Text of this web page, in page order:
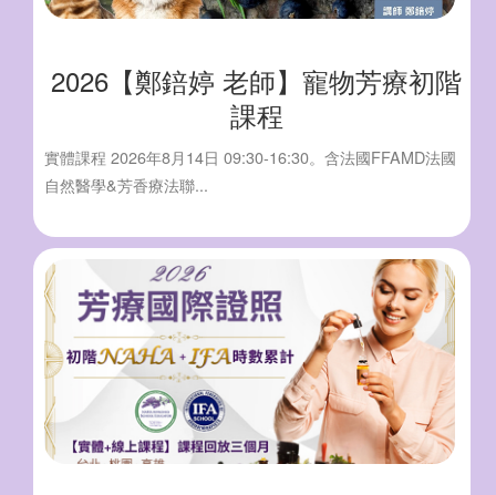
2026【鄭錇婷 老師】寵物芳療初階
課程
實體課程 2026年8月14日 09:30-16:30。含法國FFAMD法國
自然醫學&芳香療法聯...